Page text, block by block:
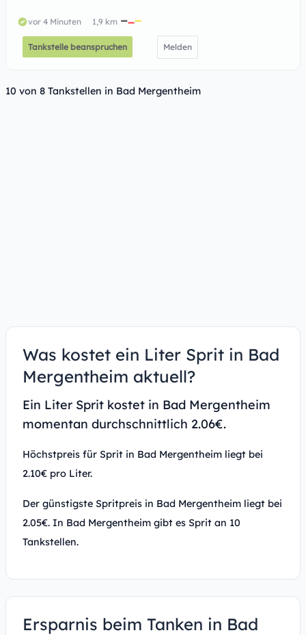
vor 4 Minuten 1,9 km
Tankstelle beanspruchen Melden
10 von 8 Tankstellen in Bad Mergentheim
Was kostet ein Liter Sprit in Bad
Mergentheim aktuell?
Ein Liter Sprit kostet in Bad Mergentheim
momentan durchschnittlich 2.06€.
Höchstpreis für Sprit in Bad Mergentheim liegt bei
2.10€ pro Liter.
Der günstigste Spritpreis in Bad Mergentheim liegt bei
2.05€. In Bad Mergentheim gibt es Sprit an 10
Tankstellen.
Ersparnis beim Tanken in Bad